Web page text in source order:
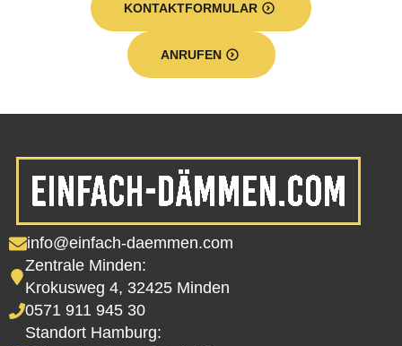
KONTAKTFORMULAR
ANRUFEN
info@einfach-daemmen.com
Zentrale Minden:
Krokusweg 4, 32425 Minden
0571 911 945 30
Standort Hamburg: